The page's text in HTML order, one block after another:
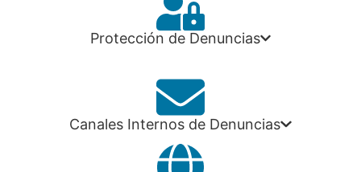
Protección de Denuncias
Canales Internos de Denuncias